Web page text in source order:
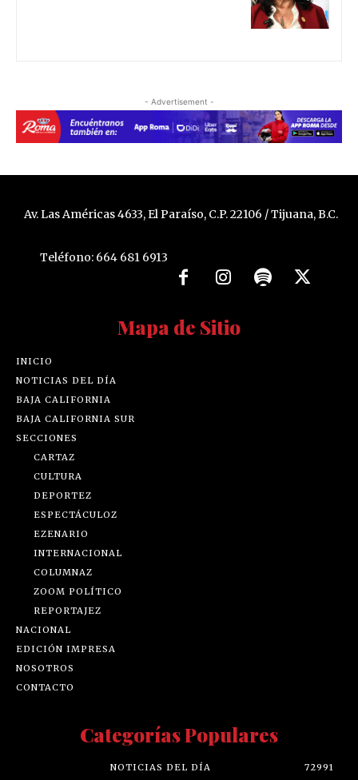
- Advertisement -
Av. Las Américas 4633, El Paraíso, C.P. 22106 / Tijuana, B.C.
Teléfono: 664 681 6913
Mapa de Sitio
INICIO
NOTICIAS DEL DÍA
BAJA CALIFORNIA
BAJA CALIFORNIA SUR
SECCIONES
CARTAZ
CULTURA
DEPORTEZ
ESPECTÁCULOZ
EZENARIO
INTERNACIONAL
COLUMNAZ
ZOOM POLÍTICO
REPORTAJEZ
NACIONAL
EDICIÓN IMPRESA
NOSOTROS
CONTACTO
Categorías Populares
NOTICIAS DEL DÍA
72991